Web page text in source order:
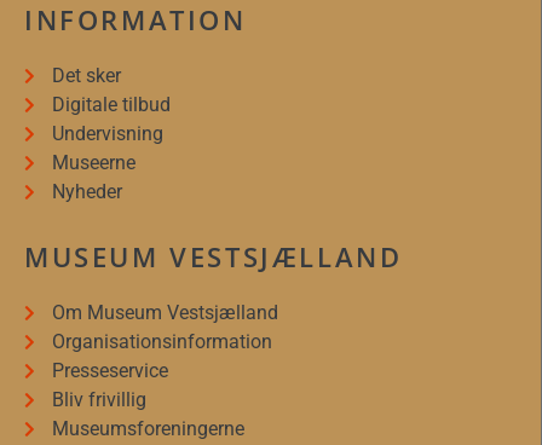
INFORMATION
Det sker
Digitale tilbud
Undervisning
Museerne
Nyheder
MUSEUM VESTSJÆLLAND
Om Museum Vestsjælland
Organisationsinformation
Presseservice
Bliv frivillig
Museumsforeningerne